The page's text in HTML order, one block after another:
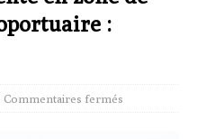
:
Commentaires fermés